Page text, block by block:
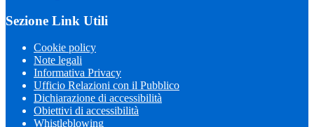
Sezione Link Utili
Cookie policy
Note legali
Informativa Privacy
Ufficio Relazioni con il Pubblico
Dichiarazione di accessibilità
Obiettivi di accessibilità
Whistleblowing